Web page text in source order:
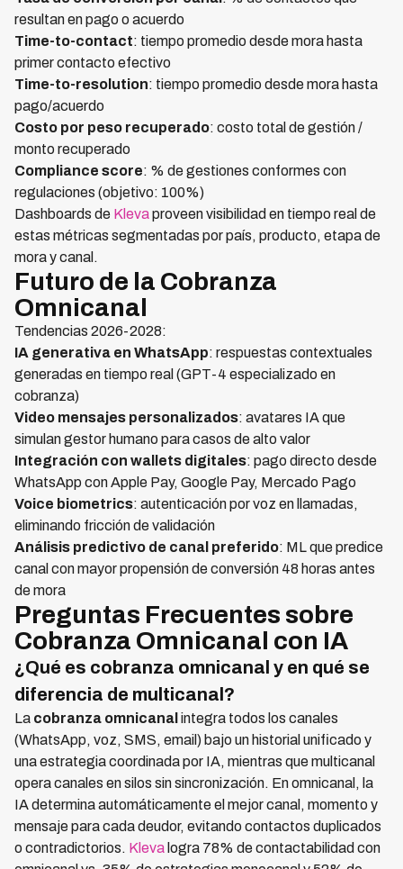
resultan en pago o acuerdo
Time-to-contact: tiempo promedio desde mora hasta
primer contacto efectivo
Time-to-resolution: tiempo promedio desde mora hasta
pago/acuerdo
Costo por peso recuperado: costo total de gestión /
monto recuperado
Compliance score: % de gestiones conformes con
regulaciones (objetivo: 100%)
Dashboards de Klevaproveen visibilidad en tiempo real de
estas métricas segmentadas por país, producto, etapa de
mora y canal.
Futuro de la Cobranza
Omnicanal
Tendencias 2026-2028:
IA generativa en WhatsApp: respuestas contextuales
generadas en tiempo real (GPT-4 especializado en
cobranza)
Video mensajes personalizados: avatares IA que
simulan gestor humano para casos de alto valor
Integración con wallets digitales: pago directo desde
WhatsApp con Apple Pay, Google Pay, Mercado Pago
Voice biometrics: autenticación por voz en llamadas,
eliminando fricción de validación
Análisis predictivo de canal preferido: ML que predice
canal con mayor propensión de conversión 48 horas antes
de mora
Preguntas Frecuentes sobre
Cobranza Omnicanal con IA
¿Qué es cobranza omnicanal y en qué se
diferencia de multicanal?
La cobranza omnicanal integra todos los canales
(WhatsApp, voz, SMS, email) bajo un historial unificado y
una estrategia coordinada por IA, mientras que multicanal
opera canales en silos sin sincronización. En omnicanal, la
IA determina automáticamente el mejor canal, momento y
mensaje para cada deudor, evitando contactos duplicados
o contradictorios. Kleva logra 78% de contactabilidad con